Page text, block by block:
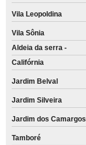
Vila Leopoldina
Vila Sônia
Aldeia da serra -
Califórnia
Jardim Belval
Jardim Silveira
Jardim dos Camargos
Tamboré